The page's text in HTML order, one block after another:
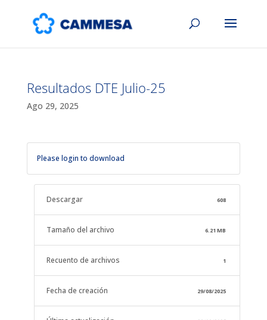
Resultados DTE Julio-25
Ago 29, 2025
Please login to download
Descargar 608
Tamaño del archivo 6.21 MB
Recuento de archivos 1
Fecha de creación 29/08/2025